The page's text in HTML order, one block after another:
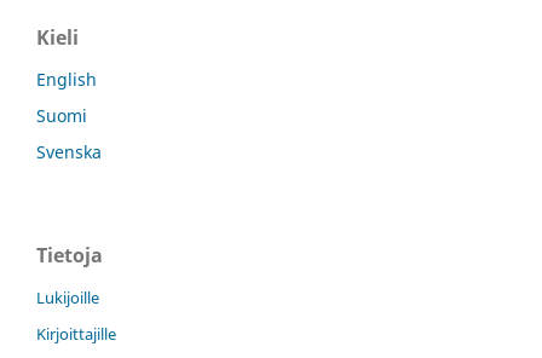
Kieli
English
Suomi
Svenska
Tietoja
Lukijoille
Kirjoittajille